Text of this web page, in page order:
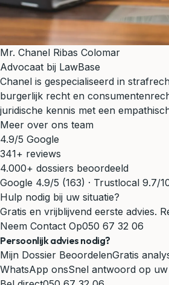
Mr. Chanel Ribas Colomar
Advocaat bij LawBase
Chanel is gespecialiseerd in
burgerlijk recht en
juridische kennis met een
Meer over ons team
4.9/5 Google
341+ reviews
4.000+ dossiers beoordeeld
Google 4.9/5 (163) · Trustlocal 9.7/
Hulp nodig bij uw situatie?
Gratis en vrijblijvend eerste advies.
Neem Contact Op050 67 32 06
Persoonlijk advies nodig?
Mijn Dossier BeoordelenGratis
WhatsApp onsSnel antwoord op